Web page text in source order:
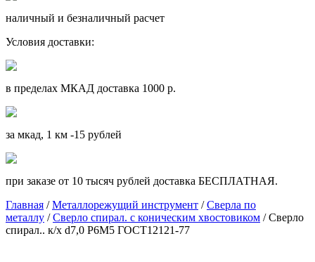
наличный и безналичный расчет
Условия доставки:
в пределах МКАД доставка 1000 р.
за мкад, 1 км -15 рублей
при заказе от 10 тысяч рублей доставка БЕСПЛАТНАЯ.
Главная /Металлорежущий инструмент /Сверла по
металлу /Сверло спирал. с коническим хвостовиком / Сверло
спирал.. к/х d7,0 Р6М5 ГОСТ12121-77